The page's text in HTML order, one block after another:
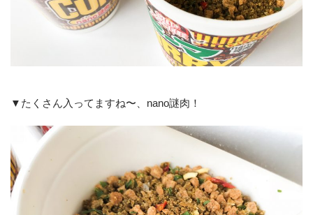
▼たくさん入ってますね〜、nano謎肉！